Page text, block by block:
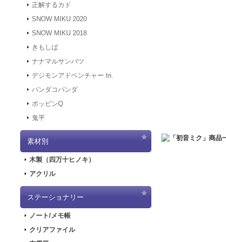
正解するカド
SNOW MIKU 2020
SNOW MIKU 2018
きもしば
ナナマルサンバツ
デジモンアドベンチャー tri.
パンダコパンダ
ポッピンQ
鬼平
素材別
木製（四万十ヒノキ）
アクリル
ステーショナリー
ノート/メモ帳
クリアファイル
2021.7.7東京オリ